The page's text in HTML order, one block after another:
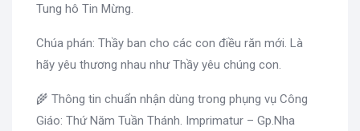
Tung hô Tin Mừng.
Chúa phán: Thầy ban cho các con điều răn mới. Là
hãy yêu thương nhau như Thầy yêu chúng con.
🌾 Thông tin chuẩn nhận dùng trong phụng vụ Công
Giáo: Thứ Năm Tuần Thánh. Imprimatur – Gp.Nha